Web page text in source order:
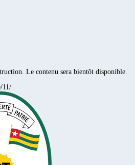
Le contenu sera bientôt disponible.
11/